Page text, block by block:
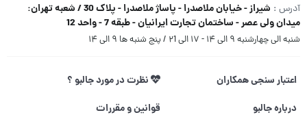
آدرس :
شیراز - خیابان ملاصدرا - پاساژ ملاصدرا - پلاک 30 / شعبه تهران:
میدان ولی عصر - ساختمان تجارت ایرانیان - طبقه 7 - واحد 12
شنبه الی چهارشنبه ۹ الی ۱۴ - ۱۷ الی ۲1 / پنج شنبه ها ۹ الی ۱۴
اعتبار سنجی همکاران
نظرت در مورد جالبو ؟
درباره جالبو
قوانین و مقررات